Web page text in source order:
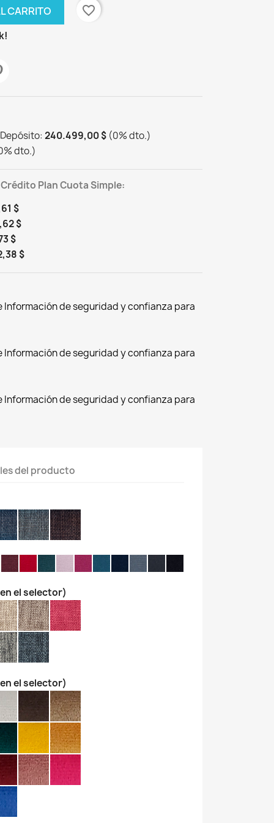
CARRITO
favorite_border
240.499,00 $ (0%dto.)
%dto.)
Plan Cuota Simple:
$
$
$
$
Información de seguridad y confianza para
Información de seguridad y confianza para
Información de seguridad y confianza para
del producto
el selector)
el selector)